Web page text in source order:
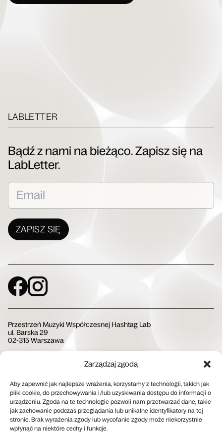
Zarządzaj zgodą
Aby zapewnić jak najlepsze wrażenia, korzystamy z technologii, takich jak
pliki cookie, do przechowywania i/lub uzyskiwania dostępu do informacji o
urządzeniu. Zgoda na te technologie pozwoli nam przetwarzać dane, takie
jak zachowanie podczas przeglądania lub unikalne identyfikatory na tej
stronie. Brak wyrażenia zgody lub wycofanie zgody może niekorzystnie
wpłynąć na niektóre cechy i funkcje.
LABLETTER
Bądź z nami na bieżąco. Zapisz się na
LabLetter.
ZAPISZ SIĘ
Social Media
Przestrzeń Muzyki Współczesnej Hashtag Lab
ul. Barska 29
02-315 Warszawa
Społeczna Instytucja Kultury